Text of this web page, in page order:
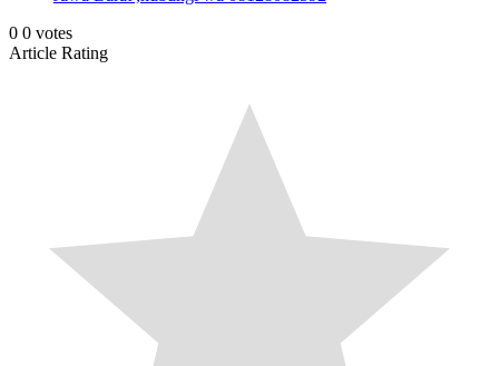
0 0 votes
Article Rating